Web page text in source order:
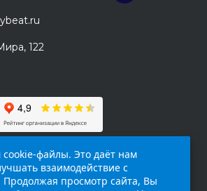
122
файлы. Это даёт нам
взаимодействие с
Продолжая просмотр сайта, Вы